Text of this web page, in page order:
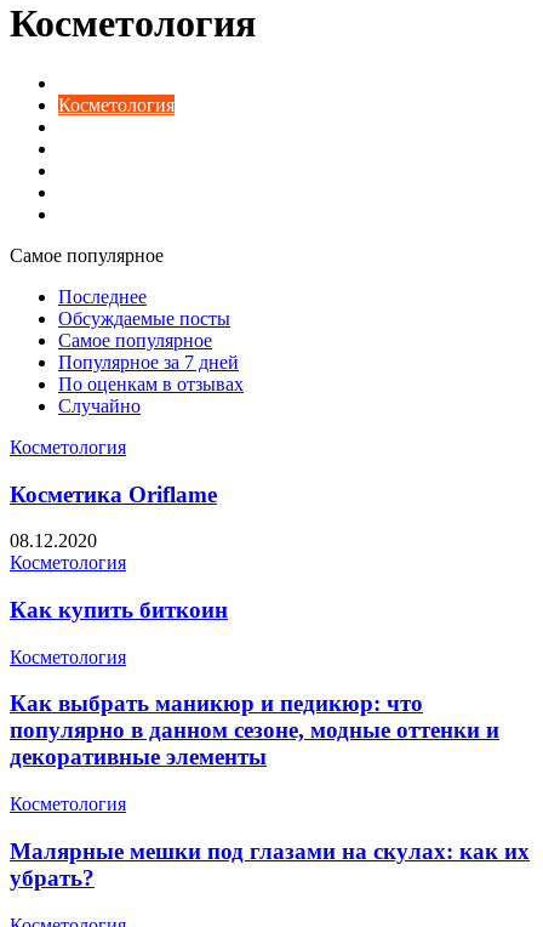
Косметология
Косметология
Самое популярное
Последнее
Обсуждаемые посты
Самое популярное
Популярное за 7 дней
По оценкам в отзывах
Случайно
Косметология
Косметика Oriflame
08.12.2020
Косметология
Как купить биткоин
Косметология
Как выбрать маникюр и педикюр: что
популярно в данном сезоне, модные оттенки и
декоративные элементы
Косметология
Малярные мешки под глазами на скулах: как их
убрать?